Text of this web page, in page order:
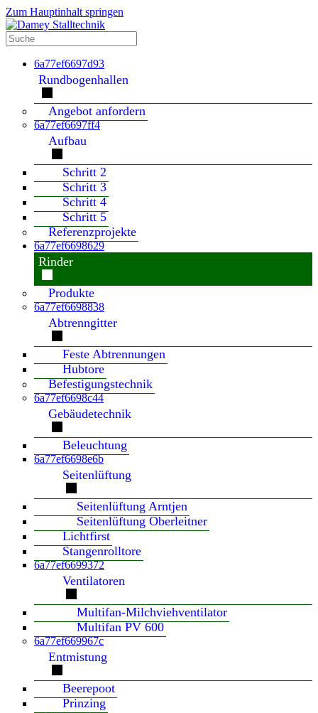
Zum Hauptinhalt springen
6a77ef6697d93
Rundbogenhallen
Angebot anfordern
6a77ef6697ff4
Aufbau
Schritt 2
Schritt 3
Schritt 4
Schritt 5
Referenzprojekte
6a77ef6698629
Rinder
Produkte
6a77ef6698838
Abtrenngitter
Feste Abtrennungen
Hubtore
Befestigungstechnik
6a77ef6698c44
Gebäudetechnik
Beleuchtung
6a77ef6698e6b
Seitenlüftung
Seitenlüftung Arntjen
Seitenlüftung Oberleitner
Lichtfirst
Stangenrolltore
6a77ef6699372
Ventilatoren
Multifan-Milchviehventilator
Multifan PV 600
6a77ef669967c
Entmistung
Beerepoot
Prinzing